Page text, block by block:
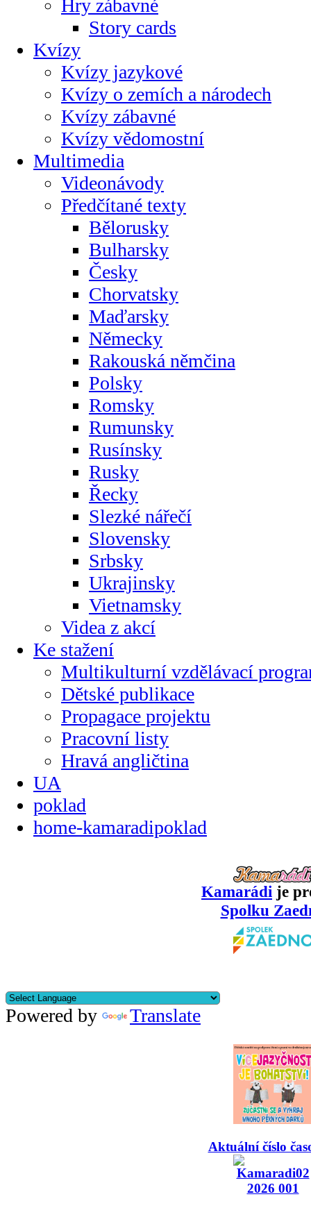
Hry zábavné
Story cards
Kvízy
Kvízy jazykové
Kvízy o zemích a národech
Kvízy zábavné
Kvízy vědomostní
Multimedia
Videonávody
Předčítané texty
Bělorusky
Bulharsky
Česky
Chorvatsky
Maďarsky
Německy
Rakouská němčina
Polsky
Romsky
Rumunsky
Rusínsky
Rusky
Řecky
Slezké nářečí
Slovensky
Srbsky
Ukrajinsky
Vietnamsky
Videa z akcí
Ke stažení
Multikulturní vzdělávací
Dětské publikace
Propagace projektu
Pracovní listy
Hravá angličtina
UA
poklad
home-kamaradipoklad
Kamarádi je
Spolku
Powered by Translate
Aktuální číslo